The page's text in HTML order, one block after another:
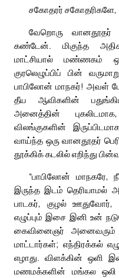
சகோதரர் சகோதரிகளே,
வேறொரு வானதூதர்
கண்டேன். மிகுந்த
மாட்சியால் மண்ணகம்
குரலெழுப்பிப் பின்
பாபிலோன் மாநகர்! அவள்
தீய ஆவிகளின்
அனைத்தின்
விலங்குகளின்
வாய்ந்த ஒரு வானதூதர்
தூக்கிக் கடலில் எறிந்து
“பாபிலோன் மாநகரே,
இருந்த இடம் தெரியாமல்
பாடகர், குழல்
எழுப்பும் இசை இனி உன்
கைவினைஞர் அனைவரும்
மாட்டார்கள்; எந்திரக்கல்
எழாது. விளக்கின் ஒளி
மணமக்களின் மங்கல ஒலி